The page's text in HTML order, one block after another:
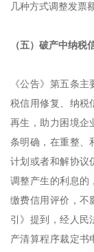
几种方式调整发票
（五）破产中纳税
《公告》第五条
税信用修复、纳税
再生，助力困境企
条明确，在重整、
计划或者和解协议
调整产生的利息的
缴费信用评价，不
引》提到，经人民
产清算程序裁定书